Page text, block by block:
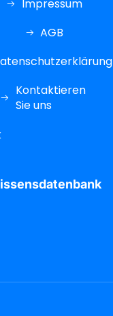
Impressum
AGB
Kontaktieren
Sie uns